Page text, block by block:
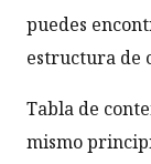
puedes
estructura de
Tabla de
mismo